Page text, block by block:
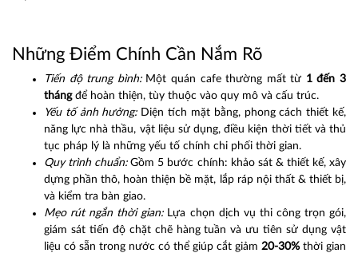
Những Điểm Chính Cần Nắm Rõ
Tiến độ trung bình:Một quán cafe thường mất từ 1 đến 3
thángđể hoàn thiện, tùy thuộc vào quy mô và cấu trúc.
Yếu tố ảnh hưởng:Diện tích mặt bằng, phong cách thiết kế,
năng lực nhà thầu, vật liệu sử dụng, điều kiện thời tiết và thủ
tục pháp lý là những yếu tố chính chi phối thời gian.
Quy trình chuẩn:Gồm 5 bước chính: khảo sát & thiết kế, xây
dựng phần thô, hoàn thiện bề mặt, lắp ráp nội thất & thiết bị,
và kiểm tra bàn giao.
Mẹo rút ngắn thời gian:Lựa chọn dịch vụ thi công trọn gói,
giám sát tiến độ chặt chẽ hàng tuần và ưu tiên sử dụng vật
liệu có sẵn trong nước có thể giúp cắt giảm 20-30%thời gian